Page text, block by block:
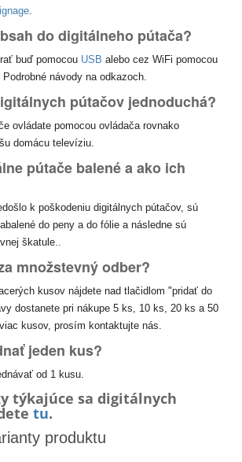
do digitálneho pútača?
buď pomocou USB alebo cez WiFi pomocou
návody na odkazoch.
pútačov jednoduchá?
ovládate pomocou ovládača rovnako
domácu televíziu.
pútače balené a ako ich
k poškodeniu digitálnych pútačov, sú
do peny a do fólie a následne sú
škatule..
množstevný odber?
kusov nájdete nad tlačidlom "pridať do
dostanete pri nákupe 5 ks, 10 ks, 20 ks a 50
kusov, prosím kontaktujte nás.
jeden kus?
od 1 kusu.
týkajúce sa digitálnych
tu.
produktu